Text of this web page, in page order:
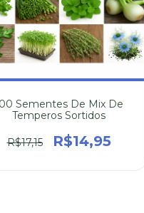
Sementes De Mix De
Temperos Sortidos
R$17,15 R$14,95